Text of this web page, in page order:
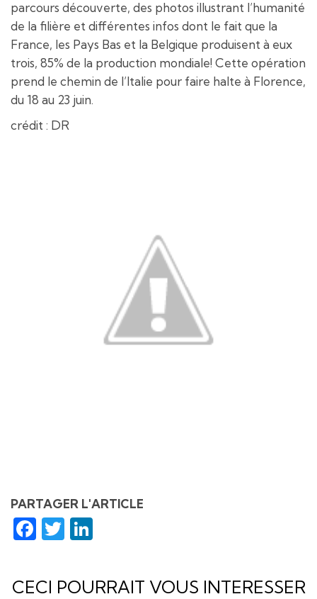
parcours découverte, des photos illustrant l’humanité
de la filière et différentes infos dont le fait que la
France, les Pays Bas et la Belgique produisent à eux
trois, 85% de la production mondiale! Cette opération
prend le chemin de l’Italie pour faire halte à Florence,
du 18 au 23 juin.
crédit : DR
PARTAGER L'ARTICLE
Facebook
Twitter
CECI POURRAIT VOUS INTERESSER